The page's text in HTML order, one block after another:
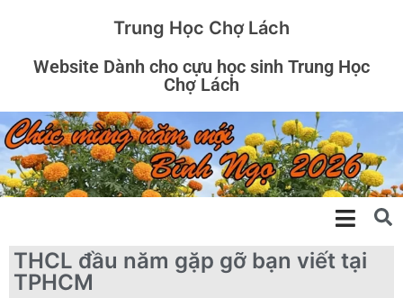
Trung Học Chợ Lách
Website Dành cho cựu học sinh Trung Học
Chợ Lách
THCL đầu năm gặp gỡ bạn viết tại
TPHCM